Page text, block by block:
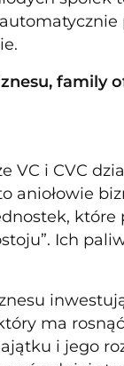
family
VC i CVC
aniołowie
które
Ich
ma
i jego